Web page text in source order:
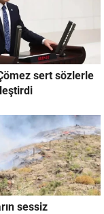
sert sözlerle
sessiz